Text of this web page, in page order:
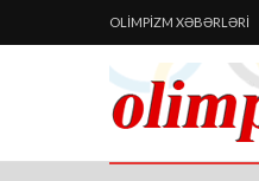
OLIMPIZM XƏBƏRLƏRI